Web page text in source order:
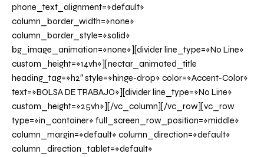
phone_text_alignment=»default»
column_border_width=»none»
column_border_style=»solid»
bg_image_animation=»none»][divider line_type=»No Line»
custom_height=»14vh»][nectar_animated_title
heading_tag=»h2″ style=»hinge-drop» color=»Accent-Color»
text=»BOLSA DE TRABAJO»][divider line_type=»No Line»
custom_height=»25vh»][/vc_column][/vc_row][vc_row
type=»in_container» full_screen_row_position=»middle»
column_margin=»default» column_direction=»default»
column_direction_tablet=»default»